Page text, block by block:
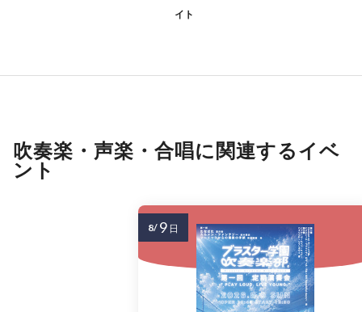
イト
吹奏楽・声楽・合唱に関連するイベ
ント
8/ 9 日